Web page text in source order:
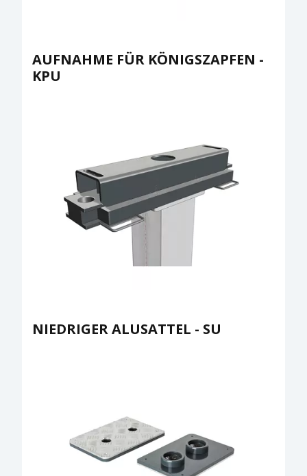
AUFNAHME FÜR KÖNIGSZAPFEN -
KPU
NIEDRIGER ALUSATTEL - SU